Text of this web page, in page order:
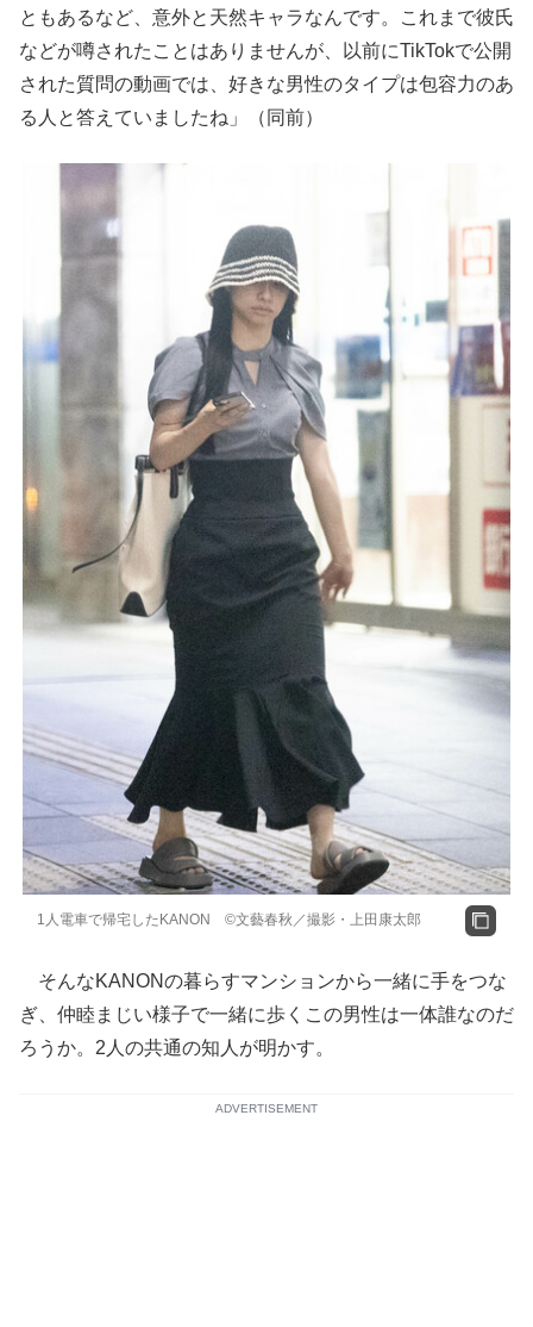
ともあるなど、意外と天然キャラなんです。これまで彼氏
などが噂されたことはありませんが、以前にTikTokで公開
された質問の動画では、好きな男性のタイプは包容力のあ
る人と答えていましたね」（同前）
1人電車で帰宅したKANON ©文藝春秋／撮影・上田康太郎
そんなKANONの暮らすマンションから一緒に手をつな
ぎ、仲睦まじい様子で一緒に歩くこの男性は一体誰なのだ
ろうか。2人の共通の知人が明かす。
ADVERTISEMENT